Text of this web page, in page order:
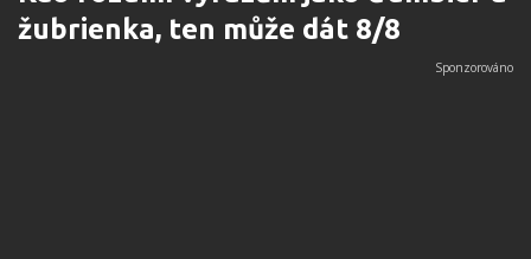
žubrienka, ten může dát 8/8